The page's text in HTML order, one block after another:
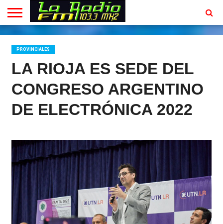
INICIO
EN
VIVO
PROGRAMACION
CONTACTO
PROVINCIALES
LA RIOJA ES SEDE DEL
CONGRESO ARGENTINO
DE ELECTRÓNICA 2022